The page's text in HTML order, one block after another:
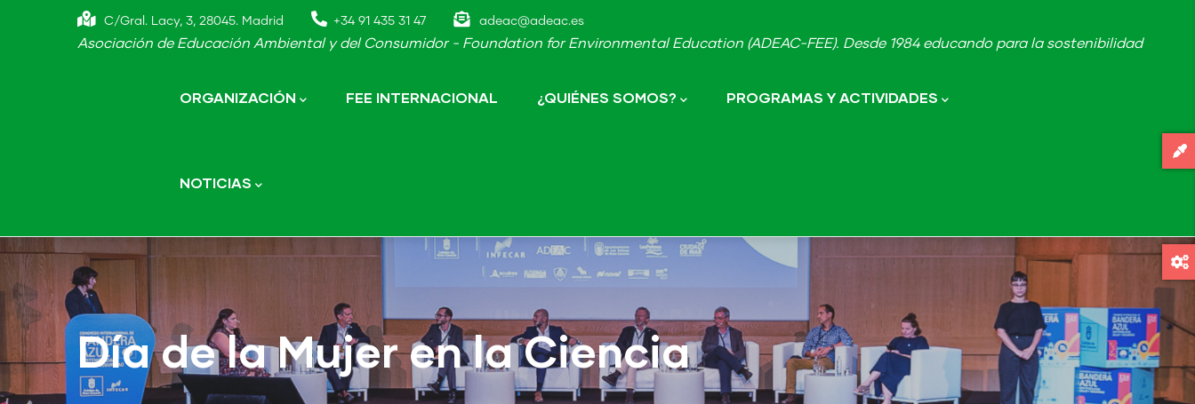
C/Gral. Lacy, 3, 28045. Madrid +34 91 435 31 47 adeac@adeac.es
Asociación de Educación Ambiental y del Consumidor - Foundation for Environmental Education (ADEAC-FEE). Desde 1984 educando para la sostenibilidad
navigation
ORGANIZACIÓN FEE INTERNACIONAL ¿QUIÉNES SOMOS? PROGRAMAS Y ACTIVIDADES
NOTICIAS
Día de la Mujer en la Ciencia